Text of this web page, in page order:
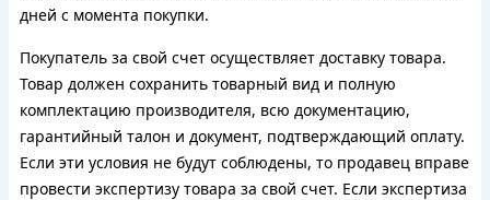
дней с момента покупки.
Покупатель за свой счет осуществляет доставку товара.
Товар должен сохранить товарный вид и полную
комплектацию производителя, всю документацию,
гарантийный талон и документ, подтверждающий оплату.
Если эти условия не будут соблюдены, то продавец вправе
провести экспертизу товара за свой счет. Если экспертиза